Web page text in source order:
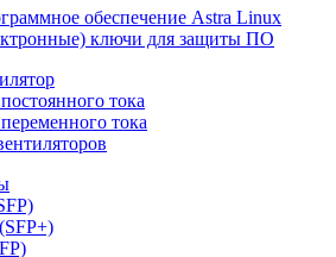
обеспечение Astra Linux
ключи для защиты ПО
тока
тока